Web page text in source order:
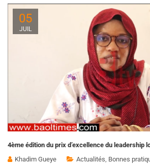
05
JUIL
4ème édition du prix d’excellence du leadership
Khadim Gueye
Actualités, Bonnes